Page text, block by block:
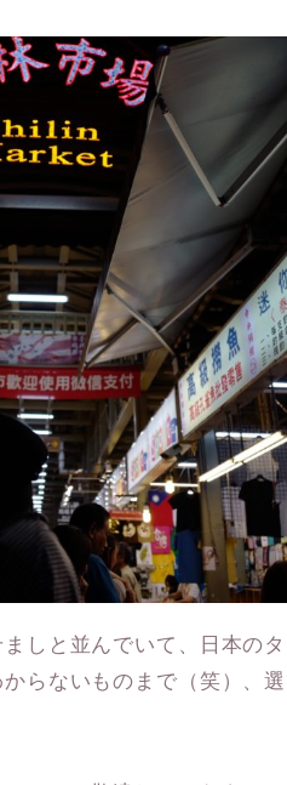
しと並んでいて、日本の
らないものまで（笑）、